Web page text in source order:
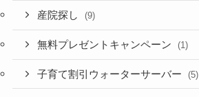
産院探し (9)
無料プレゼントキャンペーン (1)
子育て割引ウォーターサーバー (5)